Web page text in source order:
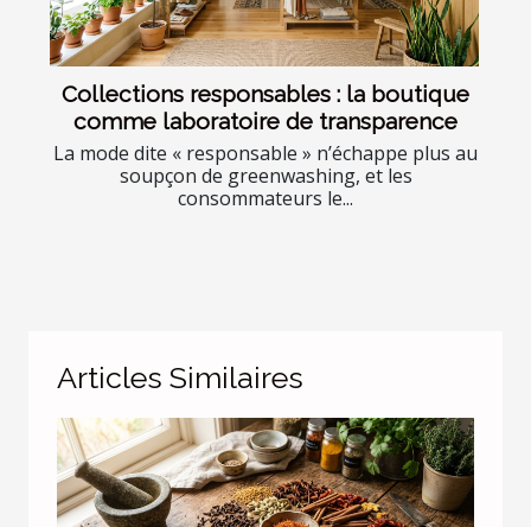
Collections responsables : la boutique
comme laboratoire de transparence
La mode dite « responsable » n’échappe plus au
soupçon de greenwashing, et les
consommateurs le...
Articles Similaires